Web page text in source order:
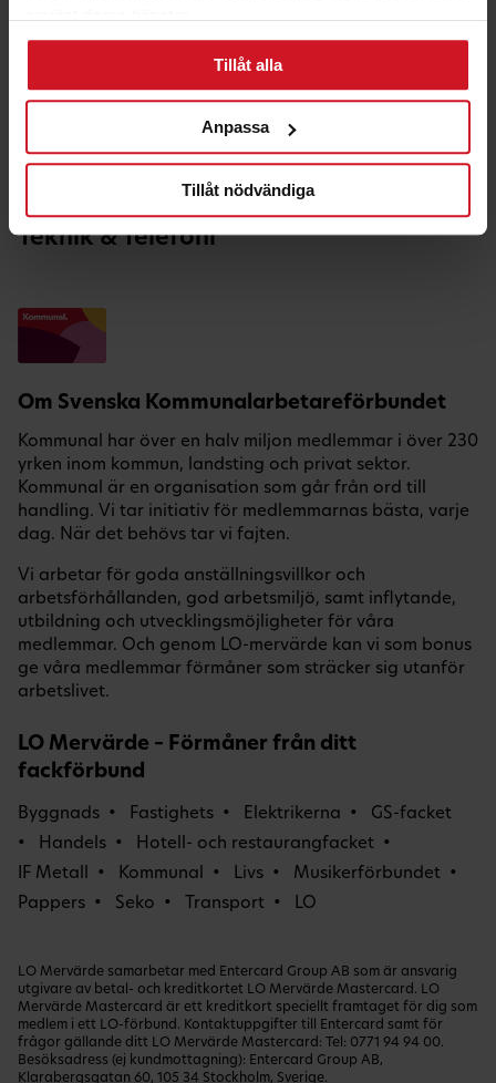
Tillåt alla
Anpassa
Tillåt nödvändiga
Ekonomi & Försäkring
Hälsa & Fritid
Nöje
Teknik & Telefoni
Om Svenska Kommunalarbetareförbundet
Kommunal har över en halv miljon medlemmar i över 230
yrken inom kommun, landsting och privat sektor.
Kommunal är en organisation som går från ord till
handling. Vi tar initiativ för medlemmarnas bästa, varje
dag. När det behövs tar vi fajten.
Vi arbetar för goda anställningsvillkor och
arbetsförhållanden, god arbetsmiljö, samt inflytande,
utbildning och utvecklingsmöjligheter för våra
medlemmar. Och genom LO-mervärde kan vi som bonus
ge våra medlemmar förmåner som sträcker sig utanför
arbetslivet.
LO Mervärde – Förmåner från ditt
fackförbund
Byggnads Fastighets Elektrikerna
GS-facket
Handels
Hotell- och restaurangfacket
IF Metall
Kommunal Livs
Musikerförbundet
Pappers
Seko Transport LO
LO Mervärde samarbetar med Entercard Group AB som är ansvarig
utgivare av betal- och kreditkortet LO Mervärde Mastercard. LO
Mervärde Mastercard är ett kreditkort speciellt framtaget för dig som
medlem i ett LO-förbund. Kontaktuppgifter till Entercard samt för
frågor gällande ditt LO Mervärde Mastercard: Tel: 0771 94 94 00.
Besöksadress (ej kundmottagning): Entercard Group AB,
Klarabergsgatan 60, 105 34 Stockholm, Sverige.